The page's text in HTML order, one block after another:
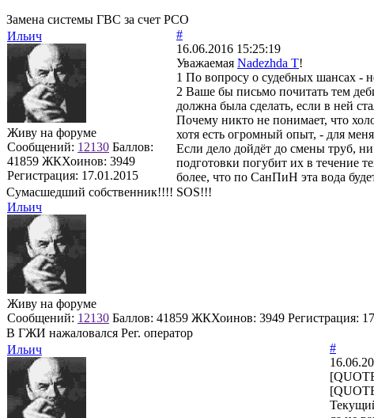
Замена системы ГВС за счет РСО
Ильич
Живу на форуме
Сообщений: 12130 Баллов:
41859 ЖКХоинов: 3949
Регистрация: 17.01.2015
#
16.06.2016 15:25:19
Уважаемая Nadezhda T!
1 По вопросу о судебных шансах -
2 Ваше бы письмо почитать тем
должна была сделать, если в ней
Почему никто не понимает, что
хотя есть огромный опыт, - для меня
Если дело дойдёт до смены труб, ни
подготовки погубит их в течение
более, что по СанПиН эта вода
Сумасшедший собственник!!!! SOS!!!
Ильич
Живу на форуме
Сообщений: 12130 Баллов: 41859 ЖКХоинов: 3949 Регистрация:
В ГЖИ нажаловался Рег. оператор
Ильич
#